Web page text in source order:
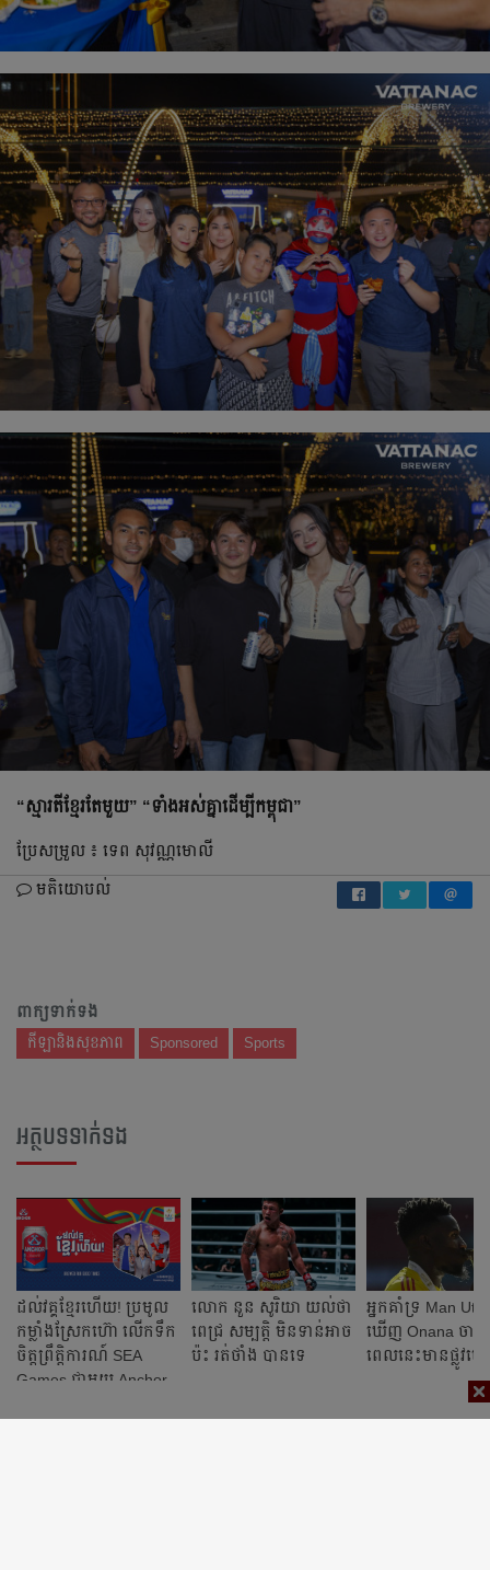
“ស្មារតីខ្មែរតែមួយ” “ទាំងអស់គ្នាដើម្បីកម្ពុជា”
ប្រែសម្រួល ៖ ទេព សុវណ្ណមោលី
មតិយោបល់
ពាក្យទាក់ទង
កីឡានិងសុខភាព Sponsored Sports
អត្ថបទទាក់ទង
ដល់វគ្គខ្មែរហើយ! ប្រមូល
កម្លាំងស្រែកហ៊ោ លើកទឹក
ចិត្តព្រឹត្តិការណ៍ SEA
Games ជាមួយ Anchor
លោក នួន សូរិយា ​យល់​ថា
ពេជ្រ សម្បត្តិ មិនទាន់​អាច​
ប៉ះ រត់ថាំង បាន​ទេ ​
អ្នក​គាំទ្រ Man
ឃើញ Onana ចា
ពេលនេះ​មាន​ផ្លូវ​ហ